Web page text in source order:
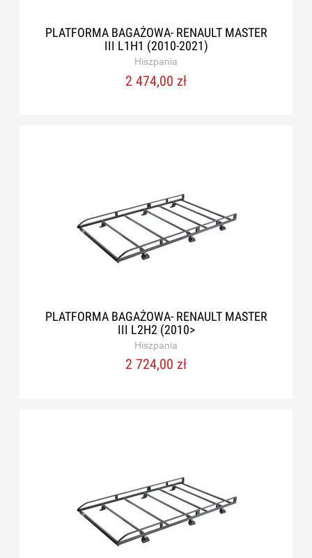
PLATFORMA BAGAŻOWA- RENAULT MASTER
III L1H1 (2010-2021)
Hiszpania
2 474,00 zł
PLATFORMA BAGAŻOWA- RENAULT MASTER
III L2H2 (2010>
Hiszpania
2 724,00 zł